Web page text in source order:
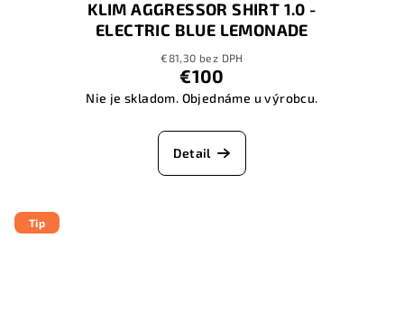
KLIM AGGRESSOR SHIRT 1.0 -
ELECTRIC BLUE LEMONADE
€81,30 bez DPH
€100
Nie je skladom. Objednáme u výrobcu.
Detail
Tip